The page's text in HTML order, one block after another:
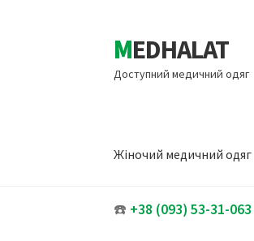
Перейти
до
навігації
Перейти
до
вмісту
MEDHALAT
Доступний медичний одяг
Жіночий медичний одяг
☎️ +38 (093) 53-31-063